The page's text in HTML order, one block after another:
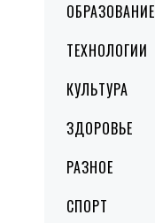
ОБРАЗОВАНИЕ
ТЕХНОЛОГИИ
КУЛЬТУРА
ЗДОРОВЬЕ
РАЗНОЕ
СПОРТ